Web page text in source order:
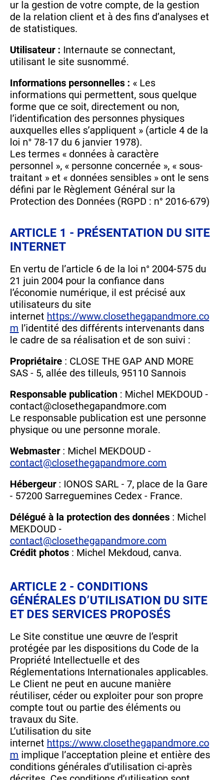
ur la gestion de votre compte, de la gestion
de la relation client et à des fins d’analyses et
de statistiques.
Utilisateur : Internaute se connectant,
utilisant le site susnommé.
Informations personnelles : « Les
informations qui permettent, sous quelque
forme que ce soit, directement ou non,
l’identification des personnes physiques
auxquelles elles s’appliquent » (article 4 de la
loi n° 78-17 du 6 janvier 1978).
Les termes « données à caractère
personnel », « personne concernée », « sous-
traitant » et « données sensibles » ont le sens
défini par le Règlement Général sur la
Protection des Données (RGPD : n° 2016-679)
ARTICLE 1 - PRÉSENTATION DU SITE
INTERNET
En vertu de l’article 6 de la loi n° 2004-575 du
21 juin 2004 pour la confiance dans
l’économie numérique, il est précisé aux
utilisateurs du site
internet https://www.closethegapandmore.co
m l’identité des différents intervenants dans
le cadre de sa réalisation et de son suivi :
Propriétaire : CLOSE THE GAP AND MORE
SAS - 5, allée des tilleuls, 95110 Sannois
Responsable publication : Michel MEKDOUD -
contact@closethegapandmore.com
Le responsable publication est une personne
physique ou une personne morale.
Webmaster : Michel MEKDOUD -
contact@closethegapandmore.com
Hébergeur : IONOS SARL - 7, place de la Gare
- 57200 Sarreguemines Cedex - France.
Délégué à la protection des données : Michel
MEKDOUD -
contact@closethegapandmore.com
Crédit photos : Michel Mekdoud, canva.
ARTICLE 2 - CONDITIONS
GÉNÉRALES D’UTILISATION DU SITE
ET DES SERVICES PROPOSÉS
Le Site constitue une œuvre de l’esprit
protégée par les dispositions du Code de la
Propriété Intellectuelle et des
Réglementations Internationales applicables.
Le Client ne peut en aucune manière
réutiliser, céder ou exploiter pour son propre
compte tout ou partie des éléments ou
travaux du Site.
L’utilisation du site
internet https://www.closethegapandmore.co
m implique l’acceptation pleine et entière des
conditions générales d’utilisation ci-après